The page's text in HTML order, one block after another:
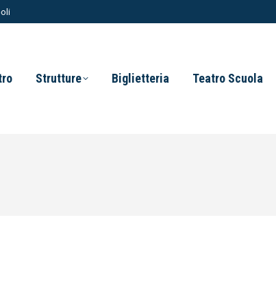
Strutture Biglietteria Teatro Scuola